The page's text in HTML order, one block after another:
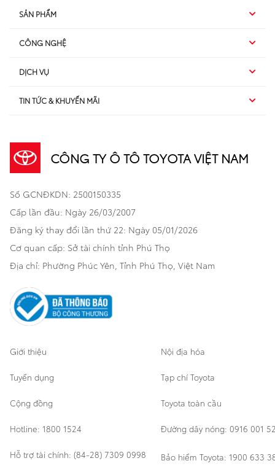
SẢN PHẨM
Hybrid EV
SUV
Sedan
Bán tải
Hatchback
Thương mại
Khách hàng dự án
CÔNG NGHỆ
Hybrid
TSS
DỊCH VỤ
Dịch vụ sau bán hàng
Bảo hiểm Toyota
Xe đã qua sử dụng
Bảo hành mở rộng
Sản phẩm chính hãng
Cơ sở bảo hành bảo dưỡng
TIN TỨC & KHUYẾN MÃI
Khuyến mãi
Xã hội
Thông tin khác
CÔNG TY Ô TÔ TOYOTA VIỆT NAM
Số GCNĐKDN: 2500150335
Cấp lần đầu: Ngày 26/03/2007
Đăng ký thay đổi lần thứ 22: Ngày 05/01/2026
Cơ quan cấp: Sở tài chính tỉnh Phú Thọ
Địa chỉ: Phường Phúc Yên, Tỉnh Phú Thọ, Việt Nam
Giới thiệu Nội địa hóa
Tuyển dụng Tạp chí Toyota
Cộng đồng Toyota toàn cầu
Hotline: 1800 1524 Đường dây nóng: 0916 001
Hỗ trợ tài chính: (84-28) 7309 0998 Bảo hiểm Toyota: 1900 633